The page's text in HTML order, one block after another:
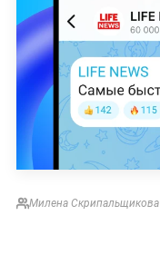
Милена Скрипальщикова